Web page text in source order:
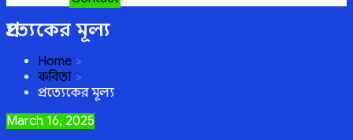
প্রত্যেকের মূল্য
Home
কবিতা
প্রত্যেকের মূল্য
Posted
March 16, 2025